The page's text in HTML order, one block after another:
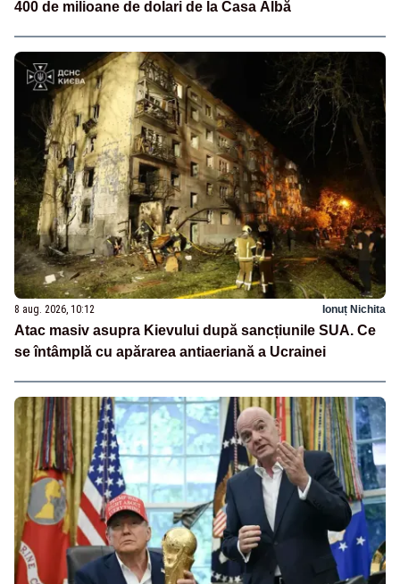
400 de milioane de dolari de la Casa Albă
8 aug. 2026, 10:12 Ionuț Nichita
Atac masiv asupra Kievului după sancțiunile SUA. Ce
se întâmplă cu apărarea antiaeriană a Ucrainei